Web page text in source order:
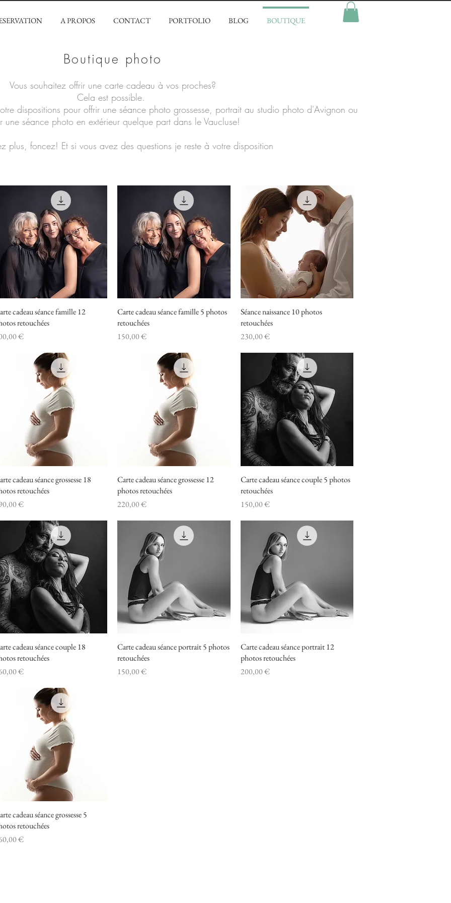
A PROPOS CONTACT PORTFOLIO BLOG BOUTIQUE
Boutique photo
Vous souhaitez offrir une carte cadeau à vos proches?
Cela est possible.
dispositions pour offrir une séance photo grossesse, portrait au studio photo d'Avignon ou
une séance photo en extérieur quelque part dans le Vaucluse!
plus, foncez! Et si vous avez des questions je reste à votre disposition
Aperçu rapide
cadeau séance famille 12
retouchées
€
Aperçu rapide
Carte cadeau séance famille 5 photos
retouchées
Prix
150,00 €
Aperçu rapide
Séance naissance 10 photos
retouchées
Prix
230,00 €
Aperçu rapide
cadeau séance grossesse 18
retouchées
€
Aperçu rapide
Carte cadeau séance grossesse 12
photos retouchées
Prix
220,00 €
Aperçu rapide
Carte cadeau séance couple 5 photos
retouchées
Prix
150,00 €
Aperçu rapide
cadeau séance couple 18
retouchées
€
Aperçu rapide
Carte cadeau séance portrait 5 photos
retouchées
Prix
150,00 €
Aperçu rapide
Carte cadeau séance portrait 12
photos retouchées
Prix
200,00 €
Aperçu rapide
cadeau séance grossesse 5
retouchées
€